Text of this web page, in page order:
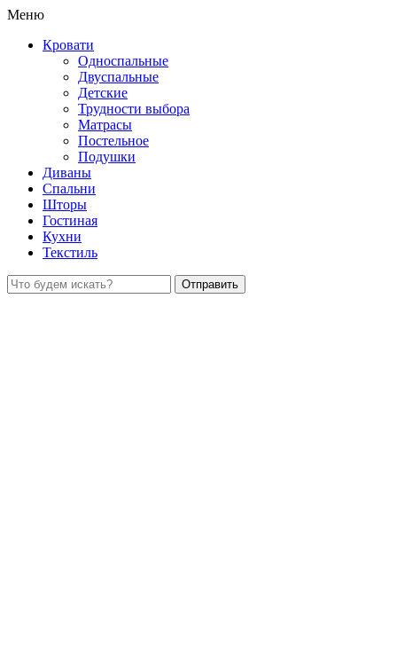
Меню
Кровати
Односпальные
Двуспальные
Детские
Трудности выбора
Матрасы
Постельное
Подушки
Диваны
Спальни
Шторы
Гостиная
Кухни
Текстиль